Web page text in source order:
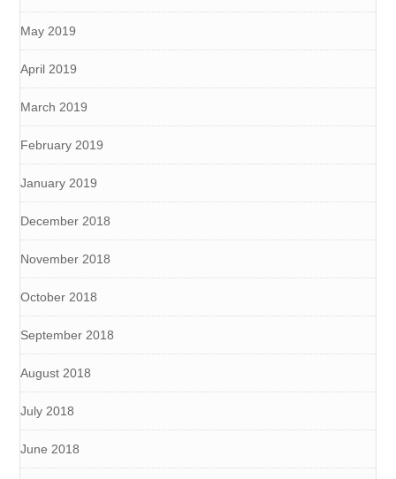
May 2019
April 2019
March 2019
February 2019
January 2019
December 2018
November 2018
October 2018
September 2018
August 2018
July 2018
June 2018